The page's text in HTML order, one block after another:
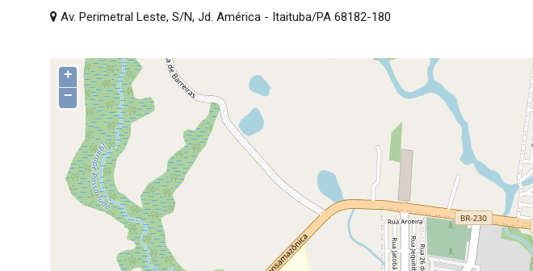
Av. Perimetral Leste, S/N, Jd. América - Itaituba/PA 68182-180
+
−